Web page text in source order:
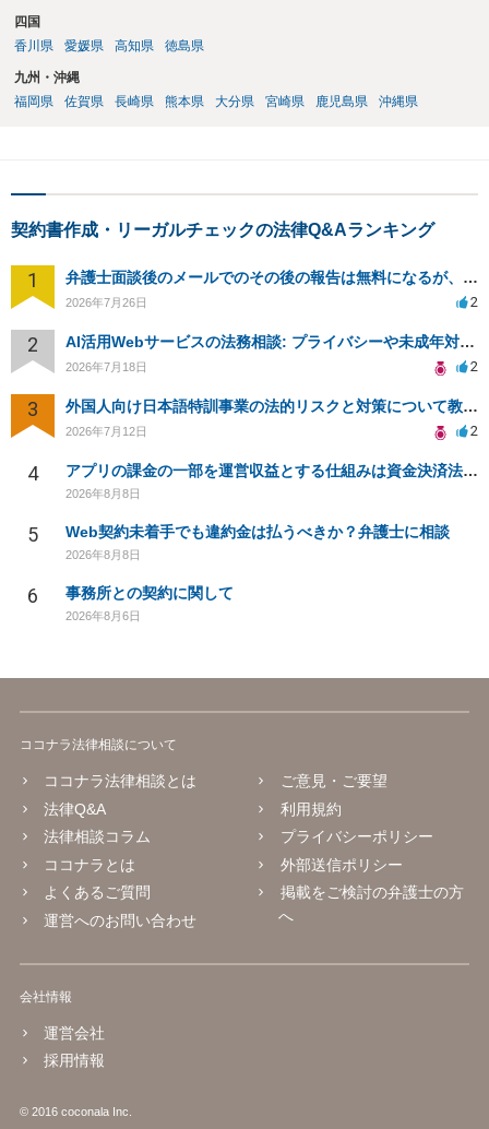
四国
香川県
愛媛県 高知県 徳島県
九州・沖縄
福岡県
佐賀県 長崎県 熊本県 大分県 宮崎県 鹿児島県 沖縄県
契約書作成・リーガルチェックの法律Q&Aランキング
1 弁護士面談後のメールでのその後の報告は無料になるが、弁護士として興味ありますか？
2026年7月26日 2
2 AI活用Webサービスの法務相談: プライバシーや未成年対応など
2026年7月18日 2
3 外国人向け日本語特訓事業の法的リスクと対策について教えてください
2026年7月12日 2
4 アプリの課金の一部を運営収益とする仕組みは資金決済法に該当しますか？
2026年8月8日
5 Web契約未着手でも違約金は払うべきか？弁護士に相談
2026年8月8日
6 事務所との契約に関して
2026年8月6日
ココナラ法律相談について
ココナラ法律相談とは
法律Q&A
法律相談コラム
ココナラとは
よくあるご質問
運営へのお問い合わせ
ご意見・ご要望
利用規約
プライバシーポリシー
外部送信ポリシー
掲載をご検討の弁護士の方
へ
会社情報
運営会社
採用情報
© 2016 coconala Inc.